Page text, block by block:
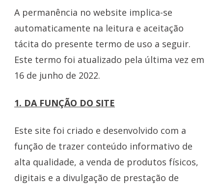
A permanência no website implica-se
automaticamente na leitura e aceitação
tácita do presente termo de uso a seguir.
Este termo foi atualizado pela última vez em
16 de junho de 2022.
1. DA FUNÇÃO DO SITE
Este site foi criado e desenvolvido com a
função de trazer conteúdo informativo de
alta qualidade, a venda de produtos físicos,
digitais e a divulgação de prestação de